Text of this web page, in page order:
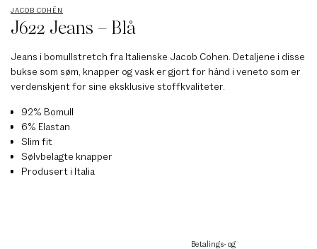
JACOB COHËN
J622 Jeans – Blå
Jeans i bomullstretch fra Italienske Jacob Cohen. Detaljene i disse
bukse som søm, knapper og vask er gjort for hånd i veneto som er
verdenskjent for sine eksklusive stoffkvaliteter.
92% Bomull
6% Elastan
Slim fit
Sølvbelagte knapper
Produsert i Italia
Betalings- og